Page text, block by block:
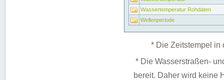
Wassertemperatur Rohdaten
Wellenperiode
* Die Zeitstempel in
* Die Wasserstraßen-
bereit. Daher wird keine